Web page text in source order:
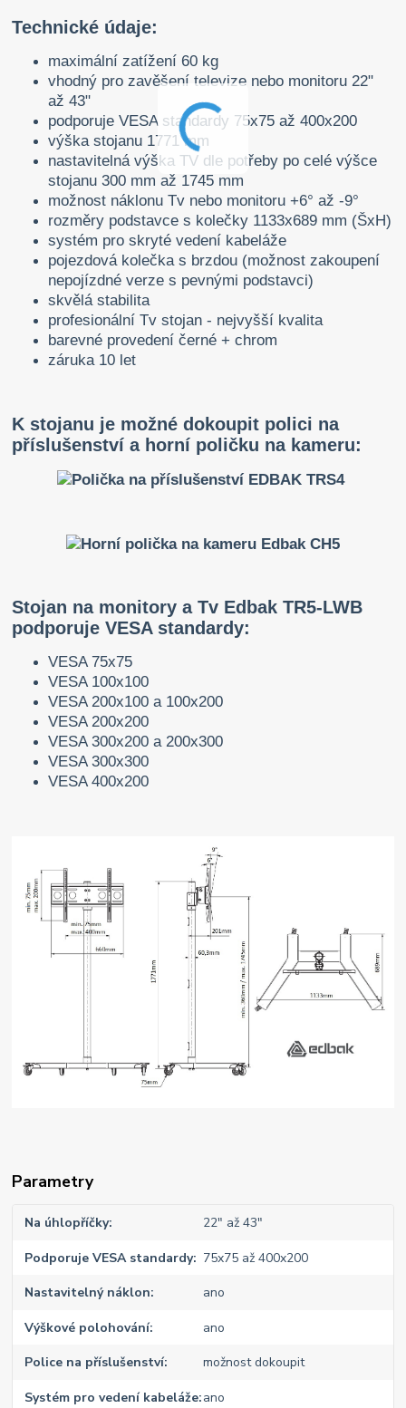
Technické údaje:
maximální zatížení 60 kg
vhodný pro zavěšení televize nebo monitoru 22"
až 43"
podporuje VESA standardy 75x75 až 400x200
výška stojanu 1771 mm
nastavitelná výška TV dle potřeby po celé výšce
stojanu 300 mm až 1745 mm
možnost náklonu Tv nebo monitoru +6° až -9°
rozměry podstavce s kolečky 1133x689 mm (ŠxH)
systém pro skryté vedení kabeláže
pojezdová kolečka s brzdou (možnost zakoupení
nepojízdné verze s pevnými podstavci)
skvělá stabilita
profesionální Tv stojan - nejvyšší kvalita
barevné provedení černé + chrom
záruka 10 let
K stojanu je možné dokoupit polici na
příslušenství a horní poličku na kameru:
Stojan na monitory a Tv Edbak TR5-LWB
podporuje VESA standardy:
VESA 75x75
VESA 100x100
VESA 200x100 a 100x200
VESA 200x200
VESA 300x200 a 200x300
VESA 300x300
VESA 400x200
Parametry
Na úhlopříčky 22" až 43"
Podporuje VESA standardy 75x75 až 400x200
Nastavitelný náklon ano
Výškové polohování ano
Police na příslušenství možnost dokoupit
Systém pro vedení kabeláže ano